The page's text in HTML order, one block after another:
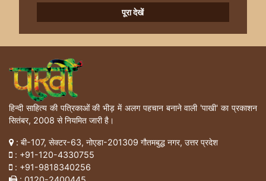
पूरा देखें
हिन्दी साहित्य की पत्रिकाओं की भीड़ में अलग पहचान बनाने वाली 'पाखी' का प्रकाशन
सितंबर, 2008 से नियमित जारी है।
: बी-107, सेक्टर-63, नोएडा-201309 गौतमबुद्ध नगर, उत्तर प्रदेश
: +91-120-4330755
: +91-9818340256